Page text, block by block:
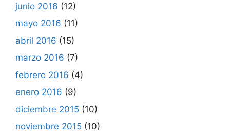
junio 2016 (12)
mayo 2016 (11)
abril 2016 (15)
marzo 2016 (7)
febrero 2016 (4)
enero 2016 (9)
diciembre 2015 (10)
noviembre 2015 (10)